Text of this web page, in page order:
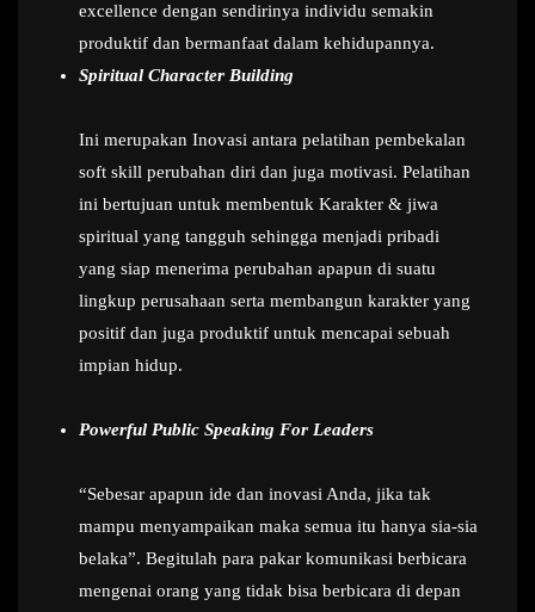
excellence dengan sendirinya individu semakin
produktif dan bermanfaat dalam kehidupannya.
Spiritual Character Building
Ini merupakan Inovasi antara pelatihan pembekalan
soft skill perubahan diri dan juga motivasi. Pelatihan
ini bertujuan untuk membentuk Karakter & jiwa
spiritual yang tangguh sehingga menjadi pribadi
yang siap menerima perubahan apapun di suatu
lingkup perusahaan serta membangun karakter yang
positif dan juga produktif untuk mencapai sebuah
impian hidup.
Powerful Public Speaking For Leaders
“Sebesar apapun ide dan inovasi Anda, jika tak
mampu menyampaikan maka semua itu hanya sia-sia
belaka”. Begitulah para pakar komunikasi berbicara
mengenai orang yang tidak bisa berbicara di depan